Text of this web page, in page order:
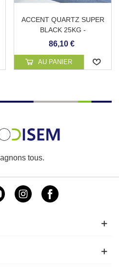
ACCENT QUARTZ SUPER
BLACK 25KG -
REVESTIMIENTO
86,10 €
AU PANIER
tous.